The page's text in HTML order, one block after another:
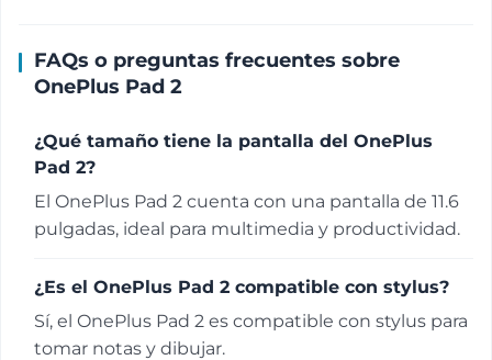
FAQs o preguntas frecuentes sobre
OnePlus Pad 2
¿Qué tamaño tiene la pantalla del OnePlus
Pad 2?
El OnePlus Pad 2 cuenta con una pantalla de 11.6
pulgadas, ideal para multimedia y productividad.
¿Es el OnePlus Pad 2 compatible con stylus?
Sí, el OnePlus Pad 2 es compatible con stylus para
tomar notas y dibujar.